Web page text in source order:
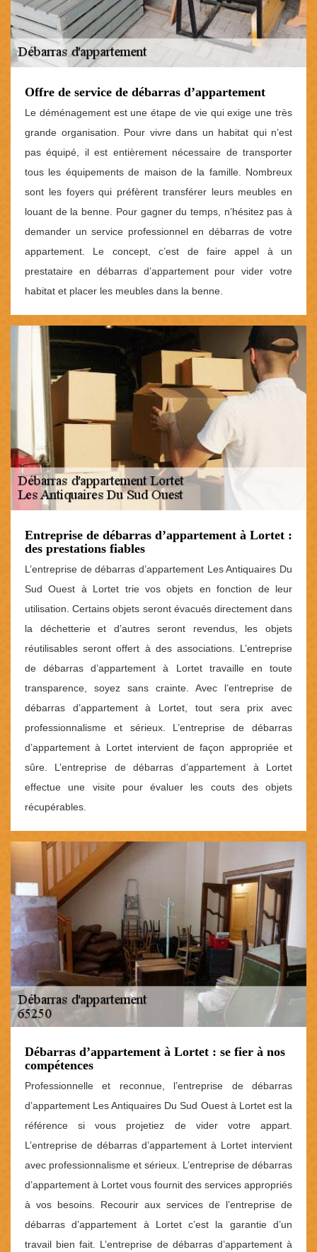
Offre de service de débarras d’appartement
Le déménagement est une étape de vie qui exige une très
grande organisation. Pour vivre dans un habitat qui n’est
pas équipé, il est entièrement nécessaire de transporter
tous les équipements de maison de la famille. Nombreux
sont les foyers qui préfèrent transférer leurs meubles en
louant de la benne. Pour gagner du temps, n’hésitez pas à
demander un service professionnel en débarras de votre
appartement. Le concept, c’est de faire appel à un
prestataire en débarras d’appartement pour vider votre
habitat et placer les meubles dans la benne.
Entreprise de débarras d’appartement à Lortet :
des prestations fiables
L’entreprise de débarras d’appartement Les Antiquaires Du
Sud Ouest à Lortet trie vos objets en fonction de leur
utilisation. Certains objets seront évacués directement dans
la déchetterie et d’autres seront revendus, les objets
réutilisables seront offert à des associations. L’entreprise
de débarras d’appartement à Lortet travaille en toute
transparence, soyez sans crainte. Avec l’entreprise de
débarras d’appartement à Lortet, tout sera prix avec
professionnalisme et sérieux. L’entreprise de débarras
d’appartement à Lortet intervient de façon appropriée et
sûre. L’entreprise de débarras d’appartement à Lortet
effectue une visite pour évaluer les couts des objets
récupérables.
Débarras d’appartement à Lortet : se fier à nos
compétences
Professionnelle et reconnue, l’entreprise de débarras
d’appartement Les Antiquaires Du Sud Ouest à Lortet est la
référence si vous projetiez de vider votre appart.
L’entreprise de débarras d’appartement à Lortet intervient
avec professionnalisme et sérieux. L’entreprise de débarras
d’appartement à Lortet vous fournit des services appropriés
à vos besoins. Recourir aux services de l’entreprise de
débarras d’appartement à Lortet c’est la garantie d’un
travail bien fait. L’entreprise de débarras d’appartement à